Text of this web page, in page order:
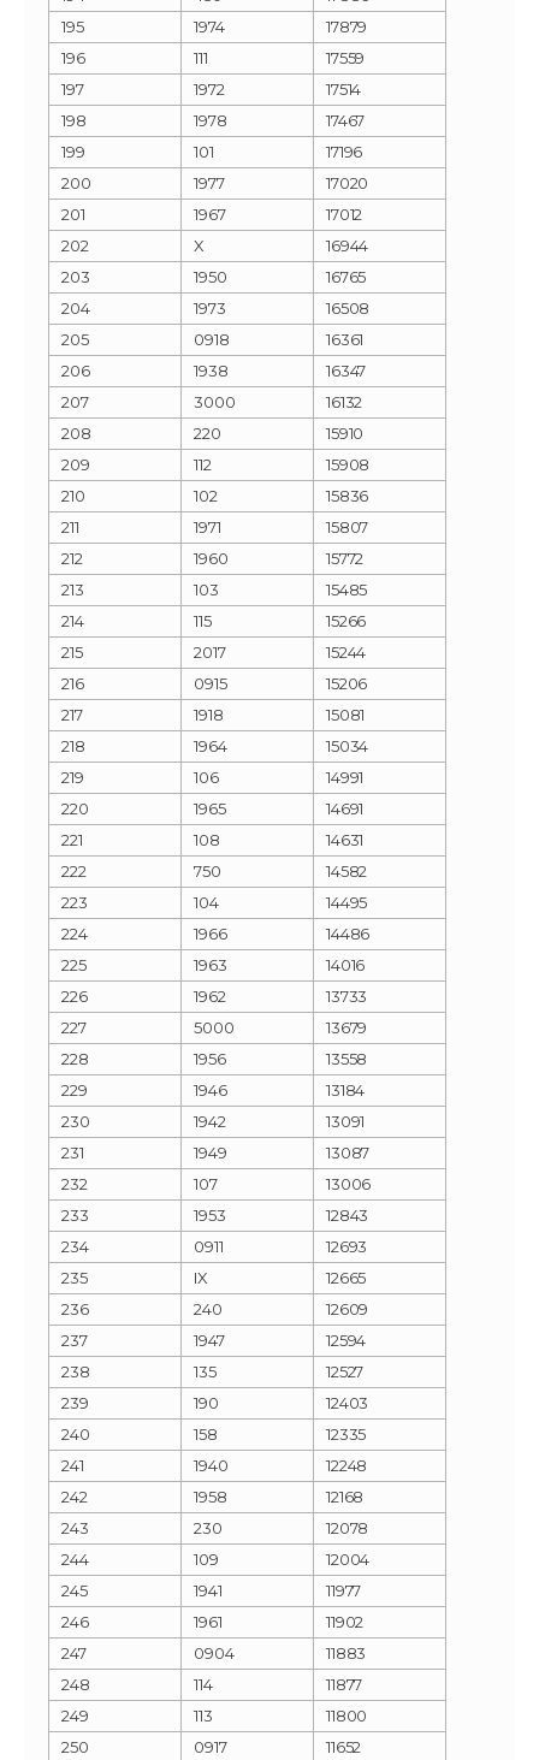
195
1974
17879
196
111
17559
197
1972
17514
198
1978
17467
199
101
17196
200
1977
17020
201
1967
17012
202
X
16944
203
1950
16765
204
1973
16508
205
0918
16361
206
1938
16347
207
3000
16132
208
220
15910
209
112
15908
210
102
15836
211
1971
15807
212
1960
15772
213
103
15485
214
115
15266
215
2017
15244
216
0915
15206
217
1918
15081
218
1964
15034
219
106
14991
220
1965
14691
221
108
14631
222
750
14582
223
104
14495
224
1966
14486
225
1963
14016
226
1962
13733
227
5000
13679
228
1956
13558
229
1946
13184
230
1942
13091
231
1949
13087
232
107
13006
233
1953
12843
234
0911
12693
235
IX
12665
236
240
12609
237
1947
12594
238
135
12527
239
190
12403
240
158
12335
241
1940
12248
242
1958
12168
243
230
12078
244
109
12004
245
1941
11977
246
1961
11902
247
0904
11883
248
114
11877
249
113
11800
250
0917
11652